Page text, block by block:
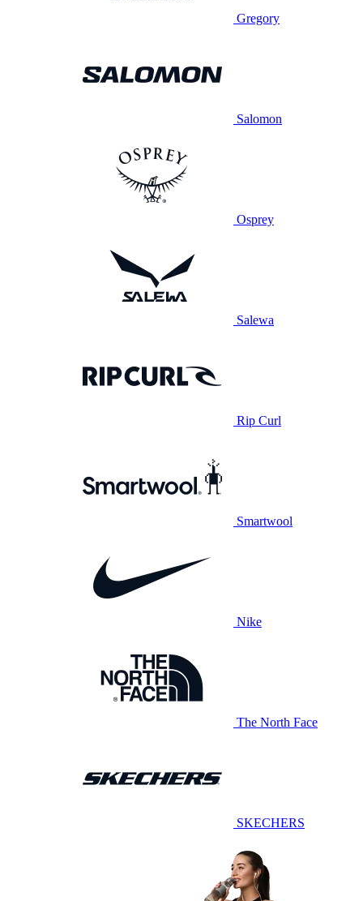
Gregory
Salomon
Osprey
Salewa
Rip Curl
Smartwool
Nike
The North Face
SKECHERS